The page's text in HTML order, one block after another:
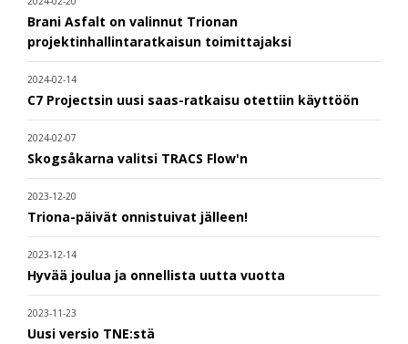
Brani Asfalt on valinnut Trionan
projektinhallintaratkaisun toimittajaksi
2024-02-14
C7 Projectsin uusi saas-ratkaisu otettiin käyttöön
2024-02-07
Skogsåkarna valitsi TRACS Flow'n
2023-12-20
Triona-päivät onnistuivat jälleen!
2023-12-14
Hyvää joulua ja onnellista uutta vuotta
2023-11-23
Uusi versio TNE:stä